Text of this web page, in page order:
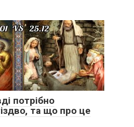
потрібно
та що про це